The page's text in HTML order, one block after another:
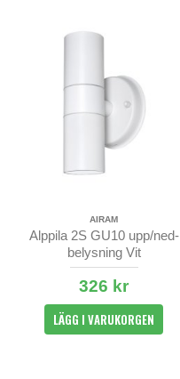
AIRAM
Alppila 2S GU10 upp/ned-
belysning Vit
326 kr
LÄGG I VARUKORGEN